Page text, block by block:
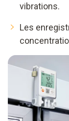
vibrations.
Les